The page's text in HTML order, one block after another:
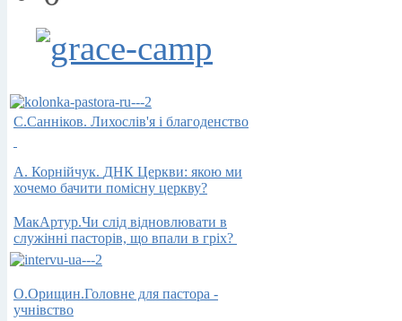
С.Санніков. Лихослів'я і благоденство
А. Корнійчук. ДНК Церкви: якою ми
хочемо бачити помісну церкву?
МакАртур.Чи слід відновлювати в
служінні пасторів, що впали в гріх?
О.Орищин.Головне для пастора -
учнiвство